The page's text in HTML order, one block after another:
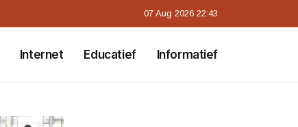
07 Aug 2026 22:43
Internet Educatief Informatief